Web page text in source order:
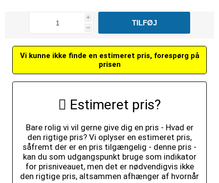
i
h
Vi kunne ikke finde en estimeret pris, forespørg på
prisen
Estimeret pris?
Bare rolig vi vil gerne give dig en pris - Hvad er
den rigtige pris? Vi oplyser en estimeret pris,
såfremt der er en pris tilgængelig - denne pris -
kan du som udgangspunkt bruge som indikator
for prisniveauet, men det er nødvendigvis ikke
den rigtige pris, altsammen afhænger af hvornår